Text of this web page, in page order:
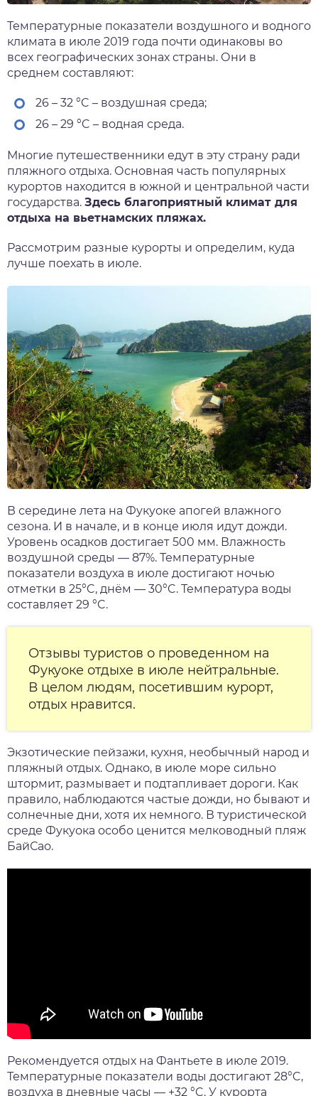
Температурные показатели воздушного и водного
климата в июле 2019 года почти одинаковы во
всех географических зонах страны. Они в
среднем составляют:
26 – 32 °C – воздушная среда;
26 – 29 °C – водная среда.
Многие путешественники едут в эту страну ради
пляжного отдыха. Основная часть популярных
курортов находится в южной и центральной части
государства. Здесь благоприятный климат для
отдыха на вьетнамских пляжах.
Рассмотрим разные курорты и определим, куда
лучше поехать в июле.
В середине лета на Фукуоке апогей влажного
сезона. И в начале, и в конце июля идут дожди.
Уровень осадков достигает 500 мм. Влажность
воздушной среды — 87%. Температурные
показатели воздуха в июле достигают ночью
отметки в 25°C, днём — 30°C. Температура воды
составляет 29 °C.
Отзывы туристов о проведенном на
Фукуоке отдыхе в июле нейтральные.
В целом людям, посетившим курорт,
отдых нравится.
Экзотические пейзажи, кухня, необычный народ и
пляжный отдых. Однако, в июле море сильно
штормит, размывает и подтапливает дороги. Как
правило, наблюдаются частые дожди, но бывают и
солнечные дни, хотя их немного. В туристической
среде Фукуока особо ценится мелководный пляж
БайСао.
Рекомендуется отдых на Фантьете в июле 2019.
Температурные показатели воды достигают 28°C,
воздуха в дневные часы — +32 °C. У курорта